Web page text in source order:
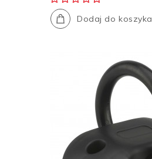
Dodaj do koszyka